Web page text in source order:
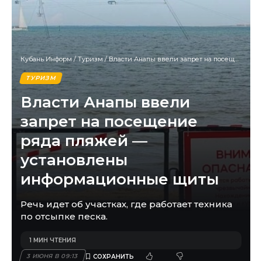
Кубань Информ /Туризм /Власти Анапы ввели запрет на посещение ряда пляжей — установлены информационные щиты
ТУРИЗМ
Власти Анапы ввели
запрет на посещение
ряда пляжей —
установлены
информационные щиты
Речь идет об участках, где работает техника
по отсыпке песка.
3 ИЮНЯ В 09:13
1 МИН ЧТЕНИЯ